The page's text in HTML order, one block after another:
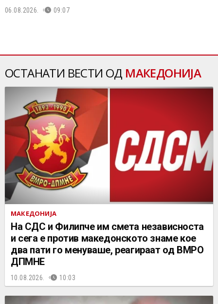
06.08.2026. 09:07
ОСТАНАТИ ВЕСТИ ОД МАКЕДОНИЈА
МАКЕДОНИЈА
На СДС и Филипче им смета независноста
и сега е против македонското знаме кое
два пати го менуваше, реагираат од ВМРО
ДПМНЕ
10.08.2026. 10:03